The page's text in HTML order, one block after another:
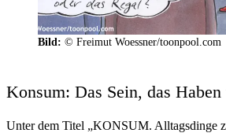
Bild: © Freimut Woessner/toonpool.com
Konsum: Das Sein, das
Unter dem Titel „KONSUM. Alltagsdinge